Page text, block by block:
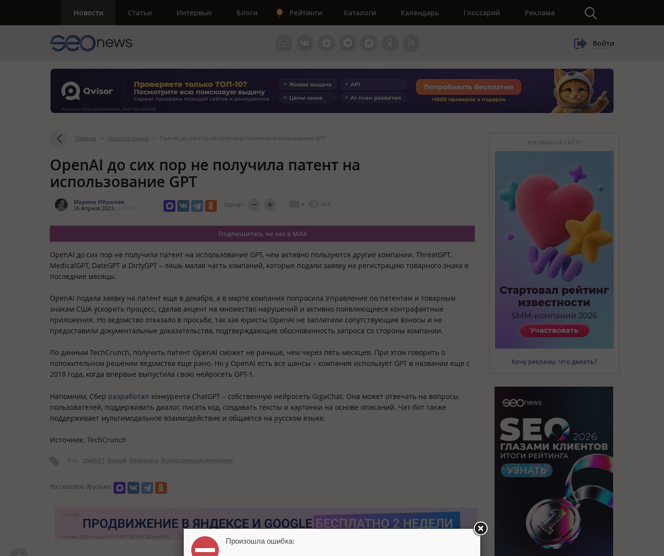
Новости Статьи Интервью Блоги Рейтинги Каталоги Календарь Глоссарий Реклама
Войти
Главная > Новости рынка > OpenAI до сих пор не получила патент на использование GPT
OpenAI до сих пор не получила патент на
использование GPT
Марина Ибушева
26 Апреля 2023,
Шрифт: 0 3418
Подпишитесь на нас в MAX
OpenAI до сих пор не получила патент на использование GPT, чем активно пользуются другие компании. ThreatGPT,
MedicalGPT, DateGPT и DirtyGPT – лишь малая часть компаний, которые подали заявку на регистрацию товарного знака в
последние месяцы.
OpenAI подала заявку на патент еще в декабре, а в марте компания попросила Управление по патентам и товарным
знакам США ускорить процесс, сделав акцент на множество нарушений и активно появляющиеся контрафактные
приложения. Но ведомство отказало в просьбе, так как юристы OpenAI не заплатили сопутствующие взносы и не
предоставили документальные доказательства, подтверждающие обоснованность запроса со стороны компании.
По данным TechCrunch, получить патент OpenAI сможет не раньше, чем через пять месяцев. При этом говорить о
положительном решении ведомства еще рано. Но у OpenAI есть все шансы – компания использует GPT в названии еще с
2018 года, когда впервые выпустила свою нейросеть GPT-1.
Напомним, Сбер разработал конкурента ChatGPT – собственную нейросеть GigaChat. Она может отвечать на вопросы
пользователей, поддерживать диалог, писать код, создавать тексты и картинки на основе описаний. Чат-бот также
поддерживает мультимодальное взаимодействие и общается на русском языке.
Источник: TechCrunch
Теги: ChatGPT OpenAI Нейросети Искусственный интеллект
Рассказать друзьям:
РЕКЛАМА НА САЙТЕ
Хочу рекламу. Что делать?
Произошла ошибка: